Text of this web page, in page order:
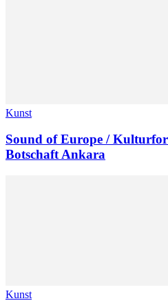
Kunst
Sound of Europe /
Botschaft Ankara
Kunst